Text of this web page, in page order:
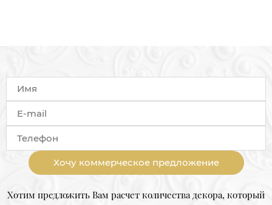
Хочу коммерческое предложение
Хотим предложить Вам расчет количества декора, который